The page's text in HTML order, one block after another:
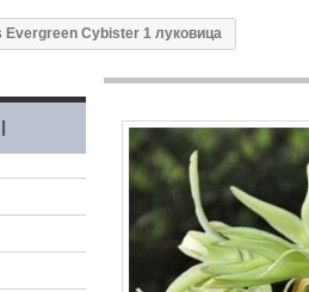
Evergreen Cybister 1 луковица